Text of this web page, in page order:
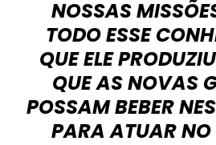
NOSSAS
TODO ESSE
QUE ELE
QUE AS NOVAS
POSSAM BEBER
PARA ATUAR NO